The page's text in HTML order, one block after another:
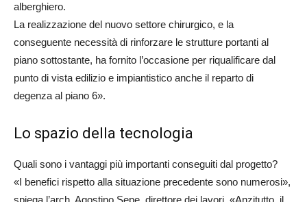
alberghiero.
La realizzazione del nuovo settore chirurgico, e la
conseguente necessità di rinforzare le strutture portanti al
piano sottostante, ha fornito l’occasione per riqualificare dal
punto di vista edilizio e impiantistico anche il reparto di
degenza al piano 6».
Lo spazio della tecnologia
Quali sono i vantaggi più importanti conseguiti dal progetto?
«I benefici rispetto alla situazione precedente sono numerosi»,